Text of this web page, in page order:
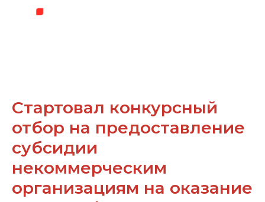
Стартовал конкурсный
отбор на предоставление
субсидии
некоммерческим
организациям на оказание